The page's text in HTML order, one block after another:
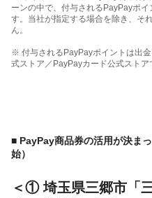
ーンの中で、付与されるPayPayポ
す。当社が指定する場合を除き、そ
ん。
※ 付与されるPayPayポイントは出
式ストア／PayPayカード公式ストア
■ PayPay商品券の活用が決ま
始）
＜① 埼玉県三郷市「